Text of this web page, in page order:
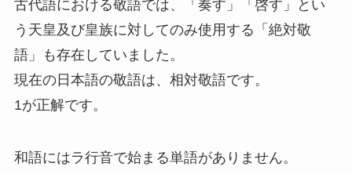
古代語における敬語では、「奏す」「啓す」とい
う天皇及び皇族に対してのみ使用する「絶対敬
語」
も存在していました。
現在の日本語の敬語は、相対敬語です。
1が正解です。
和語にはラ行音で始まる単語がありません。